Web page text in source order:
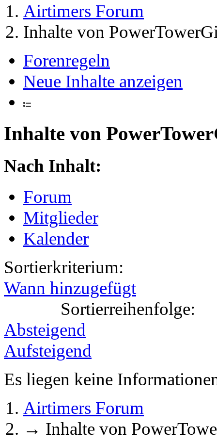
Airtimers Forum
Inhalte von
Forenregeln
Neue Inhalte anzeigen
Inhalte von
Nach Inhalt:
Forum
Mitglieder
Kalender
Sortierkriterium:
Wann hinzugefügt
Sortierreihenfolge:
Absteigend
Aufsteigend
Es liegen keine
Airtimers Forum
→ Inhalte von